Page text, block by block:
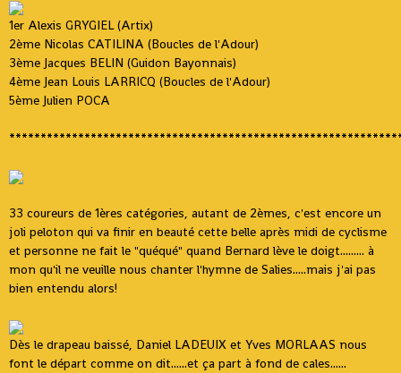
1er Alexis GRYGIEL (Artix)
2ème Nicolas CATILINA (Boucles de l'Adour)
3ème Jacques BELIN (Guidon Bayonnais)
4ème Jean Louis LARRICQ (Boucles de l'Adour)
5ème Julien POCA
33 coureurs de 1ères catégories, autant de 2èmes, c'est encore un
joli peloton qui va finir en beauté cette belle après midi de cyclisme
et personne ne fait le "quéqué" quand Bernard lève le doigt......... à
mon qu'il ne veuille nous chanter l'hymne de Salies.....mais j'ai pas
bien entendu alors!
Dès le drapeau baissé, Daniel LADEUIX et Yves MORLAAS nous
font le départ comme on dit......et ça part à fond de cales......